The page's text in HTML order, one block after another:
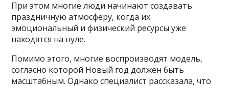
При этом многие люди начинают создавать
праздничную атмосферу, когда их
эмоциональный и физический ресурсы уже
находятся на нуле.
Помимо этого, многие воспроизводят модель,
согласно которой Новый год должен быть
масштабным. Однако специалист рассказала, что